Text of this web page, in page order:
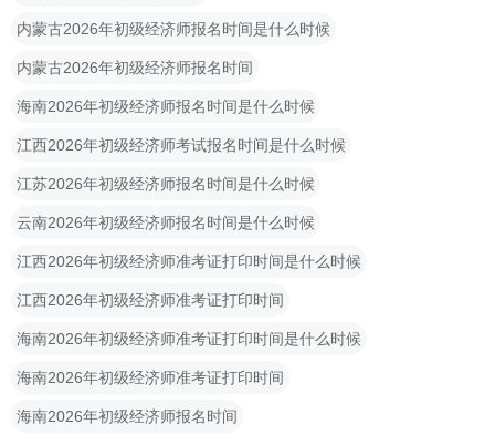
内蒙古2026年初级经济师报名时间是什么时候
内蒙古2026年初级经济师报名时间
海南2026年初级经济师报名时间是什么时候
江西2026年初级经济师考试报名时间是什么时候
江苏2026年初级经济师报名时间是什么时候
云南2026年初级经济师报名时间是什么时候
江西2026年初级经济师准考证打印时间是什么时候
江西2026年初级经济师准考证打印时间
海南2026年初级经济师准考证打印时间是什么时候
海南2026年初级经济师准考证打印时间
海南2026年初级经济师报名时间